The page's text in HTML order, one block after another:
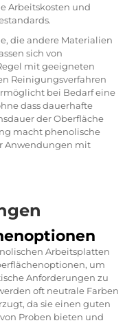
Arbeitskosten und
die andere Materialien
sich von
mit geeigneten
Reinigungsverfahren
bei Bedarf eine
dass dauerhafte
der Oberfläche
macht phenolische
Anwendungen mit
Arbeitsplatten
um
Anforderungen zu
oft neutrale Farben
da sie einen guten
Proben bieten und